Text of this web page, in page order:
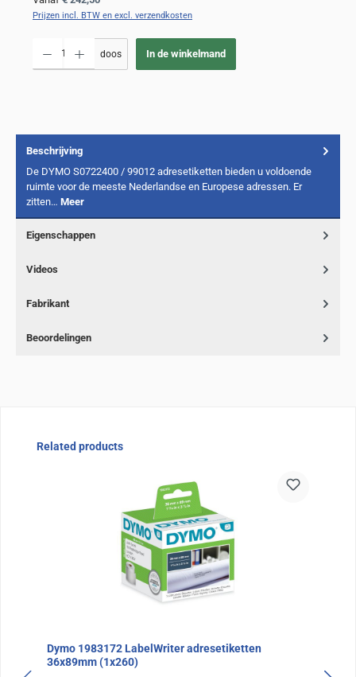
Prijzen incl. BTW en excl. verzendkosten
doos In de winkelmand
Beschrijving
De DYMO S0722400 / 99012 adresetiketten bieden u voldoende
ruimte voor de meeste Nederlandse en Europese adressen. Er
zitten… Meer
Eigenschappen
Videos
Fabrikant
Beoordelingen
Sla de afbeeldingengalerij over
Related products
Dymo 1983172 LabelWriter adresetiketten
36x89mm (1x260)